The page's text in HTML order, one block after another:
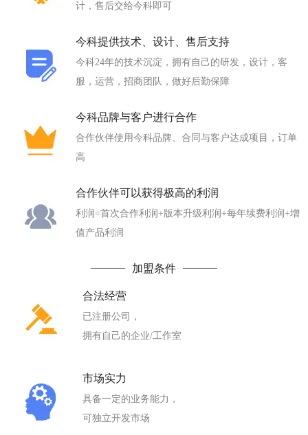
计，售后交给今科即可
今科提供技术、设计、售后支持
今科24年的技术沉淀，拥有自己的研发，设计，客
服，运营，招商团队，做好后勤保障
今科品牌与客户进行合作
合作伙伴使用今科品牌、合同与客户达成项目，订单
高
合作伙伴可以获得极高的利润
利润=首次合作利润+版本升级利润+每年续费利润+增
值产品利润
加盟条件
合法经营
已注册公司，
拥有自己的企业/工作室
市场实力
具备一定的业务能力，
可独立开发市场